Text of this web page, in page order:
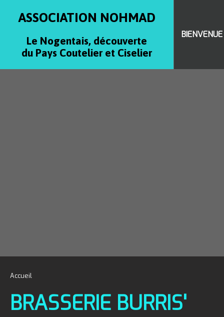
ASSOCIATION NOHMAD
Le Nogentais, découverte
du Pays Coutelier et Ciselier
BIENVENUE
Accueil
BRASSERIE BURRIS'